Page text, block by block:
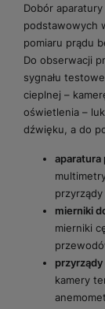
Dobór
podstawowych
pomiaru prądu
Do obserwacji
sygnału
cieplnej –
oświetlenia –
dźwięku, a do
aparatura
przyrządy
mierniki
mierniki
kamery